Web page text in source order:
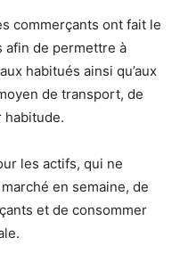
commerçants ont fait le
afin de permettre à
habitués ainsi qu’aux
de transport, de
habitude.
les actifs, qui ne
en semaine, de
et de consommer